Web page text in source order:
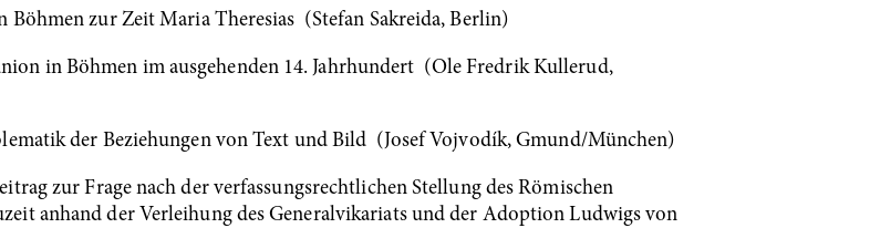
zur Zeit Maria Theresias (Stefan Sakreida, Berlin)
in Böhmen im ausgehenden 14. Jahrhundert (Ole Fredrik Kullerud,
der Beziehungen von Text und Bild (Josef Vojvodík, Gmund/München)
zur Frage nach der verfassungsrechtlichen Stellung des Römischen
anhand der Verleihung des Generalvikariats und der Adoption Ludwigs von